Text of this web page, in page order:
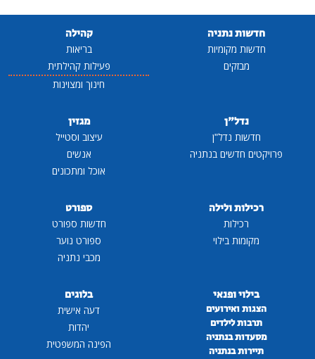
חדשות נתניה
חדשות מקומיות
מבזקים
קהילה
בריאות
פעילות קהילתית
חינוך ומצוינות
נדל"ן
חדשות נדל"ן
פרויקטים חדשים בנתניה
מגזין
עיצוב וסטייל
אנשים
אוכל ומתכונים
רכילות ולילה
רכילות
מקומות בילוי
ספורט
חדשות ספורט
ספורט נוער
מכבי נתניה
בילוי ופנאי
הצגות ואירועים
תרבות לילדים
מסעדות בנתניה
תיירות בנתניה
בלוגים
דעה אישית
יהדות
הפינה המשפטית